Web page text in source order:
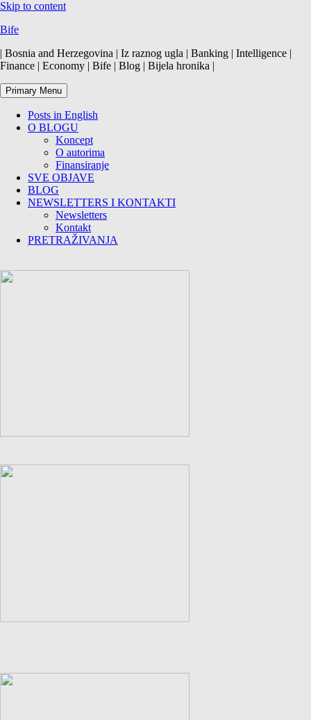
Skip to content
Bife
| Bosnia and Herzegovina | Iz raznog ugla | Banking | Intelligence |
Finance | Economy | Bife | Blog | Bijela hronika |
Primary Menu
Posts in English
O BLOGU
Koncept
O autorima
Finansiranje
SVE OBJAVE
BLOG
NEWSLETTERS I KONTAKTI
Newsletters
Kontakt
PRETRAŽIVANJA